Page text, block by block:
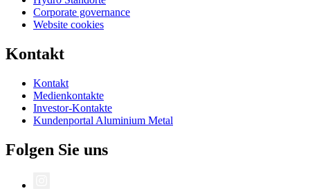
Corporate governance
Website cookies
Kontakt
Kontakt
Medienkontakte
Investor-Kontakte
Kundenportal Aluminium Metal
Folgen Sie uns